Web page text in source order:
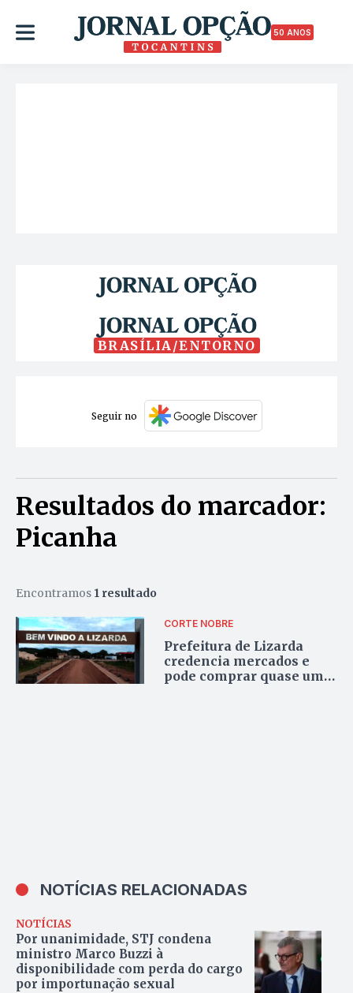
50 ANOS
BRASÍLIA/ENTORNO
Seguir no
Resultados do marcador:
Picanha
Encontramos 1 resultado
CORTE NOBRE
Prefeitura de Lizarda
credencia mercados e
pode comprar quase uma
NOTÍCIAS RELACIONADAS
NOTÍCIAS
Por unanimidade, STJ condena
ministro Marco Buzzi à
disponibilidade com perda do cargo
por importunação sexual